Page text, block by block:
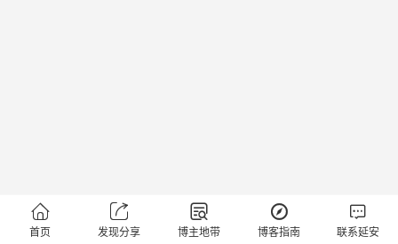

首页

发现分享

博主地带

博客指南

联系延安